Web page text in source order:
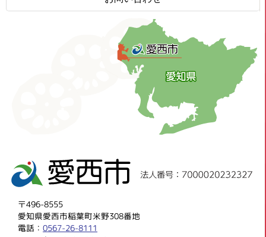
〒496-8555
愛知県愛西市稲葉町米野308番地
電話：0567-26-8111